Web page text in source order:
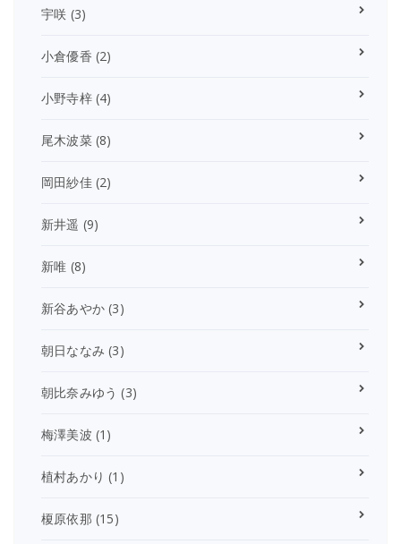
宇咲 (3)
小倉優香 (2)
小野寺梓(4)
尾木波菜(8)
岡田紗佳(2)
新井遥 (9)
新唯 (8)
新谷あやか (3)
朝日ななみ (3)
朝比奈みゆう (3)
梅澤美波 (1)
植村あかり (1)
榎原依那 (15)